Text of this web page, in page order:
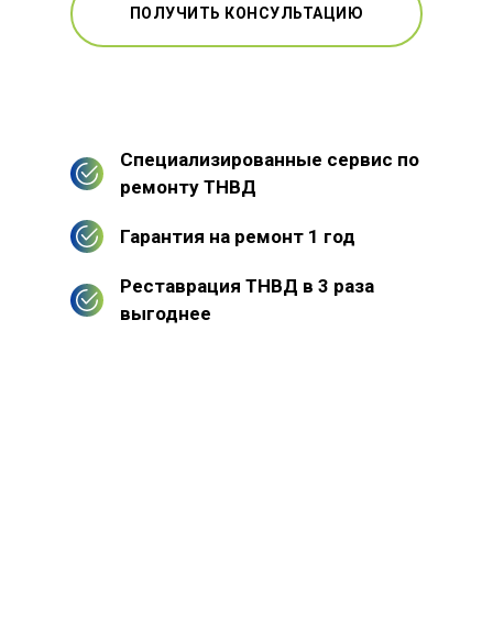
ПОЛУЧИТЬ КОНСУЛЬТАЦИЮ
Специализированные сервис по
ремонту ТНВД
Гарантия на ремонт 1 год
Реставрация ТНВД в 3 раза
выгоднее